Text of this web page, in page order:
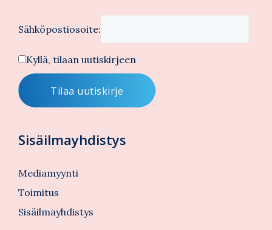
Sähköpostiosoite:
Kyllä, tilaan uutiskirjeen
Sisäilmayhdistys
Mediamyynti
Toimitus
Sisäilmayhdistys